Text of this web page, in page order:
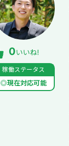
0いいね!
稼働ステータス
◎現在対応可能